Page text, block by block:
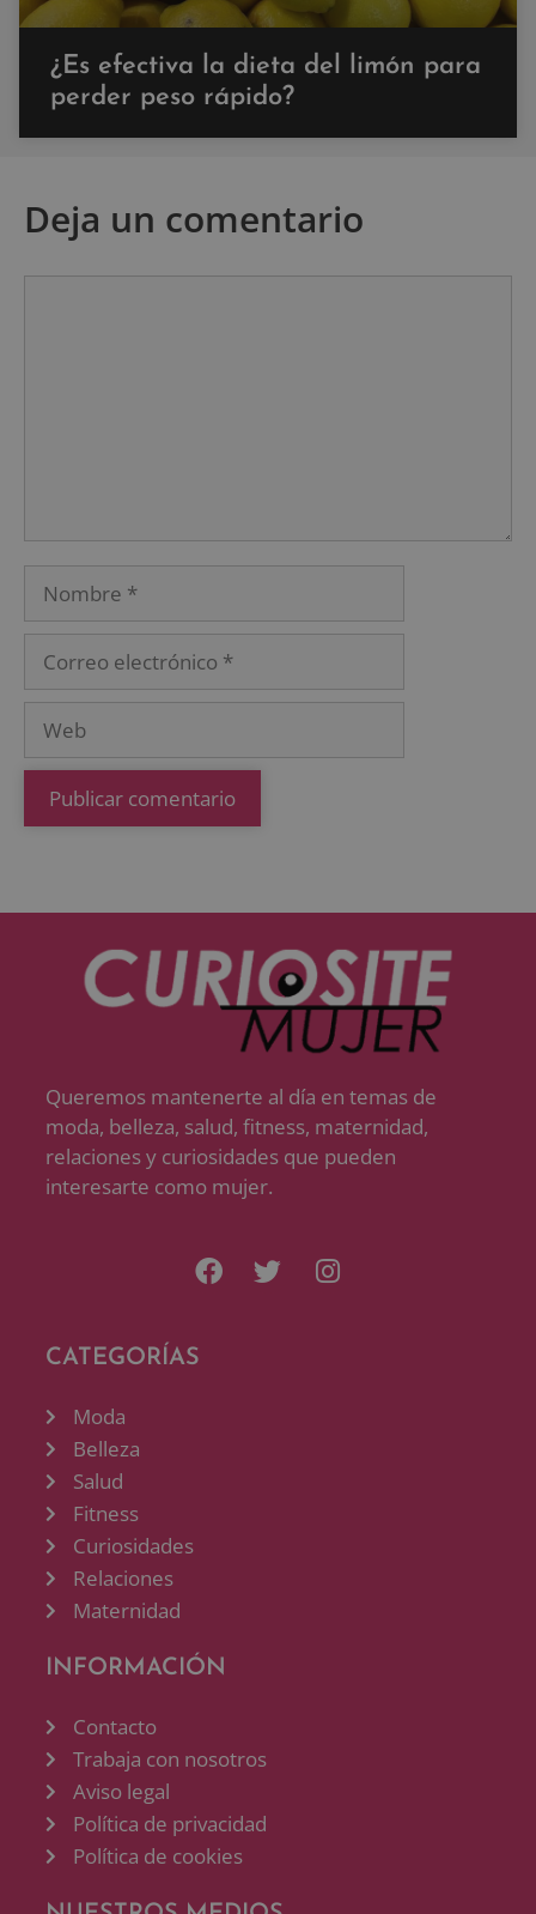
¿Es efectiva la dieta del limón para
perder peso rápido?
Deja un comentario
Queremos mantenerte al día en temas de
moda, belleza, salud, fitness, maternidad,
relaciones y curiosidades que pueden
interesarte como mujer.
CATEGORÍAS
Moda
Belleza
Salud
Fitness
Curiosidades
Relaciones
Maternidad
INFORMACIÓN
Contacto
Trabaja con nosotros
Aviso legal
Política de privacidad
Política de cookies